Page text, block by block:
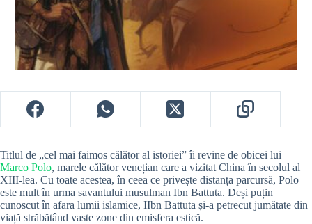
Titlul de „cel mai faimos călător al istoriei” îi revine de obicei lui
Marco Polo, marele călător venețian care a vizitat China în secolul al
XIII-lea. Cu toate acestea, în ceea ce privește distanța parcursă, Polo
este mult în urma savantului musulman Ibn Battuta. Deși puțin
cunoscut în afara lumii islamice, IIbn Battuta și-a petrecut jumătate din
viață străbătând vaste zone din emisfera estică.